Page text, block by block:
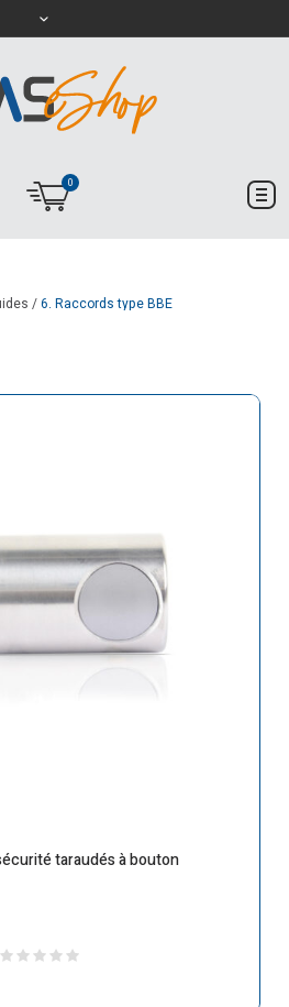
0
/6. Raccords type BBE
taraudés à bouton